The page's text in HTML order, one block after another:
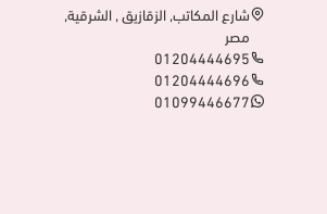
شارع المكاتب, الزقازيق , الشرقية,
مصر
01204444695
01204444696
01099446677